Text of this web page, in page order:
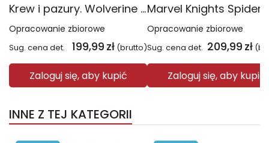
Krew i pazury. Wolverine Epic Collection
Opracowanie zbiorowe
Sug. cena det. 199,99 zł (brutto)
Zaloguj się, aby kupić
Opracowanie zbiorowe
Sug. cena det. 209,99 zł
Zaloguj się, aby kupić
INNE Z TEJ KATEGORII